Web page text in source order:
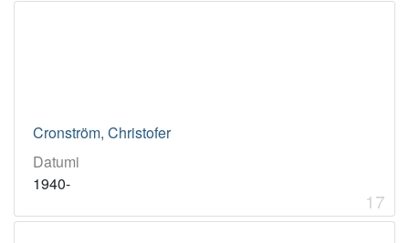
Cronström, Christofer
Datumi
1940-
17